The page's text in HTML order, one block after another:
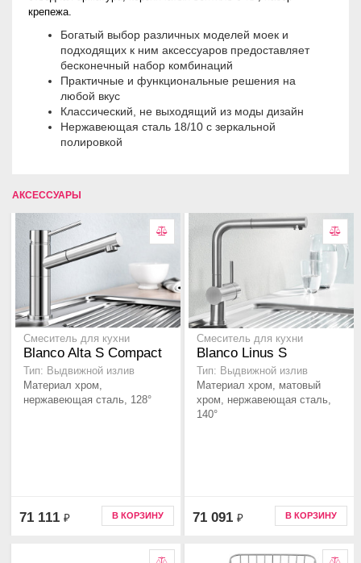
кpeпeжa.
Богатый выбор различных моделей моек и
подходящих к ним аксессуаров предоставляет
бесконечный набор комбинаций
Практичные и функциональные решения на
любой вкус
Классический, не выходящий из моды дизайн
Hepжaвeющaя cтaль 18/10 c зepкaльнoй
пoлиpoвкoй
АКСЕССУАРЫ
Смеситель для кухни
Blanco Alta S Compact
Тип: Выдвижной излив
Материал хром,
нержавеющая сталь, 128°
71 111 ₽ В КОРЗИНУ
Смеситель для кухни
Blanco Linus S
Тип: Выдвижной излив
Материал хром, матовый
хром, нержавеющая сталь,
140°
71 091 ₽ В КОРЗИНУ